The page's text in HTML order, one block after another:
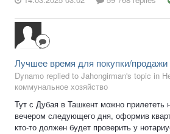
Лучшее время для покупки/продажи
Dynamo replied to Jahongirman's topic in
коммунальное хозяйство
Тут с Дубая в Ташкент можно прилететь
вечером следующего дня, оформив
кто-то должен будет проверить у